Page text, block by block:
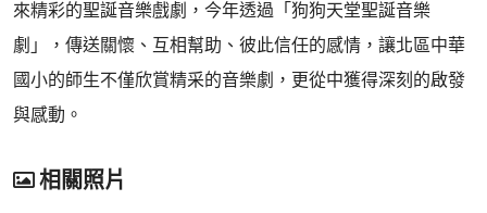
來精彩的聖誕音樂戲劇，今年透過「狗狗天堂聖誕音樂
劇」，傳送關懷、互相幫助、彼此信任的感情，讓北區中華
國小的師生不僅欣賞精采的音樂劇，更從中獲得深刻的啟發
與感動。
相關照片